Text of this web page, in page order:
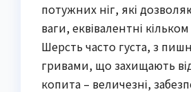
потужних ніг, які
ваги, еквівалентні
Шерсть часто густа, з
гривами, що захищають
копита – величезні,